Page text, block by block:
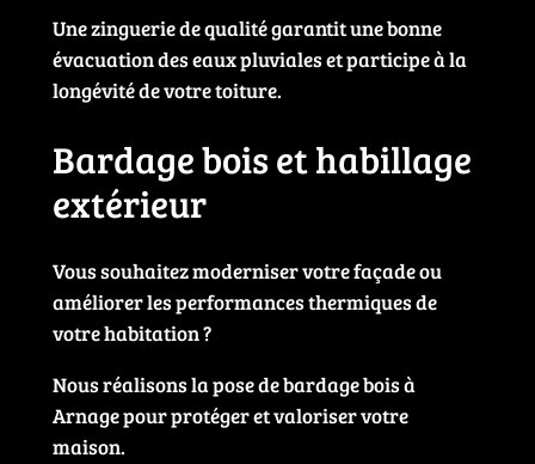
Une zinguerie de qualité garantit une bonne
évacuation des eaux pluviales et participe à la
longévité de votre toiture.
Bardage bois et habillage
extérieur
Vous souhaitez moderniser votre façade ou
améliorer les performances thermiques de
votre habitation ?
Nous réalisons la pose de bardage bois à
Arnage pour protéger et valoriser votre
maison.